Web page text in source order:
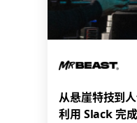
从悬崖特技到
利用 Slack 完